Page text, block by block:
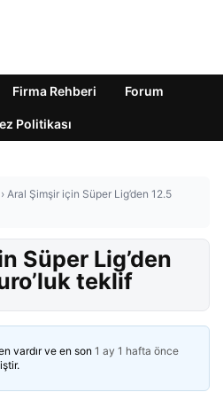
Firma Rehberi Forum
Politikası
› Aral Şimşir için Süper Lig’den 12.5
Süper Lig’den
teklif
vardır ve en son 1 ay 1 hafta önce